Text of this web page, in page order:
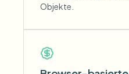
Objekte.